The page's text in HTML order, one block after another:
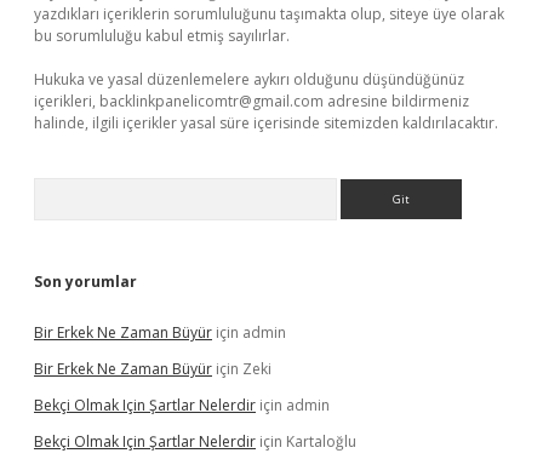
yazdıkları içeriklerin sorumluluğunu taşımakta olup, siteye üye olarak
bu sorumluluğu kabul etmiş sayılırlar.
Hukuka ve yasal düzenlemelere aykırı olduğunu düşündüğünüz
içerikleri, backlinkpanelicomtr@gmail.com adresine bildirmeniz
halinde, ilgili içerikler yasal süre içerisinde sitemizden kaldırılacaktır.
Son yorumlar
Bir Erkek Ne Zaman Büyür için admin
Bir Erkek Ne Zaman Büyür için Zeki
Bekçi Olmak Için Şartlar Nelerdir için admin
Bekçi Olmak Için Şartlar Nelerdir için Kartaloğlu